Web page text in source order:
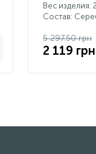
Вес изделия:
Состав:
5 297.50 грн
2 119 грн